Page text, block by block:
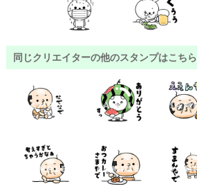
同じクリエイターの他のスタンプはこちら